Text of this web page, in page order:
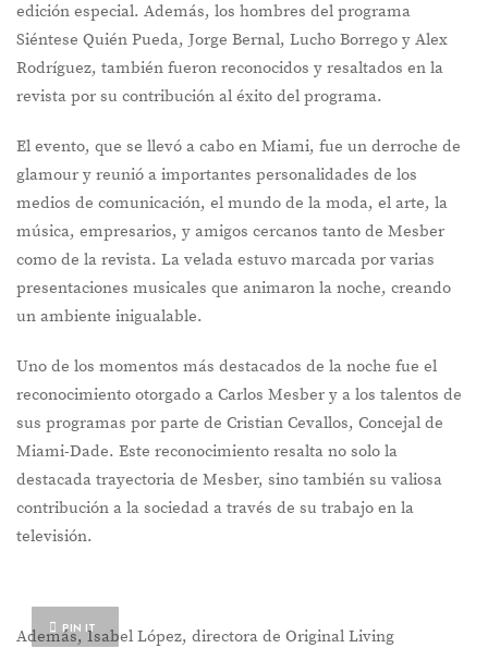
edición especial. Además, los hombres del programa
Siéntese Quién Pueda, Jorge Bernal, Lucho Borrego y Alex
Rodríguez, también fueron reconocidos y resaltados en la
revista por su contribución al éxito del programa.
El evento, que se llevó a cabo en Miami, fue un derroche de
glamour y reunió a importantes personalidades de los
medios de comunicación, el mundo de la moda, el arte, la
música, empresarios, y amigos cercanos tanto de Mesber
como de la revista. La velada estuvo marcada por varias
presentaciones musicales que animaron la noche, creando
un ambiente inigualable.
Uno de los momentos más destacados de la noche fue el
reconocimiento otorgado a Carlos Mesber y a los talentos de
sus programas por parte de Cristian Cevallos, Concejal de
Miami-Dade. Este reconocimiento resalta no solo la
destacada trayectoria de Mesber, sino también su valiosa
contribución a la sociedad a través de su trabajo en la
televisión.
PIN IT
Además, Isabel López, directora de Original Living